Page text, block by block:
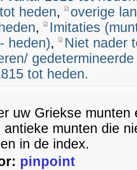
heden,
overige
,
Imitaties
heden),
Niet nader
tot heden.
uw Griekse munten
antieke munten die
in de index.
pinpoint